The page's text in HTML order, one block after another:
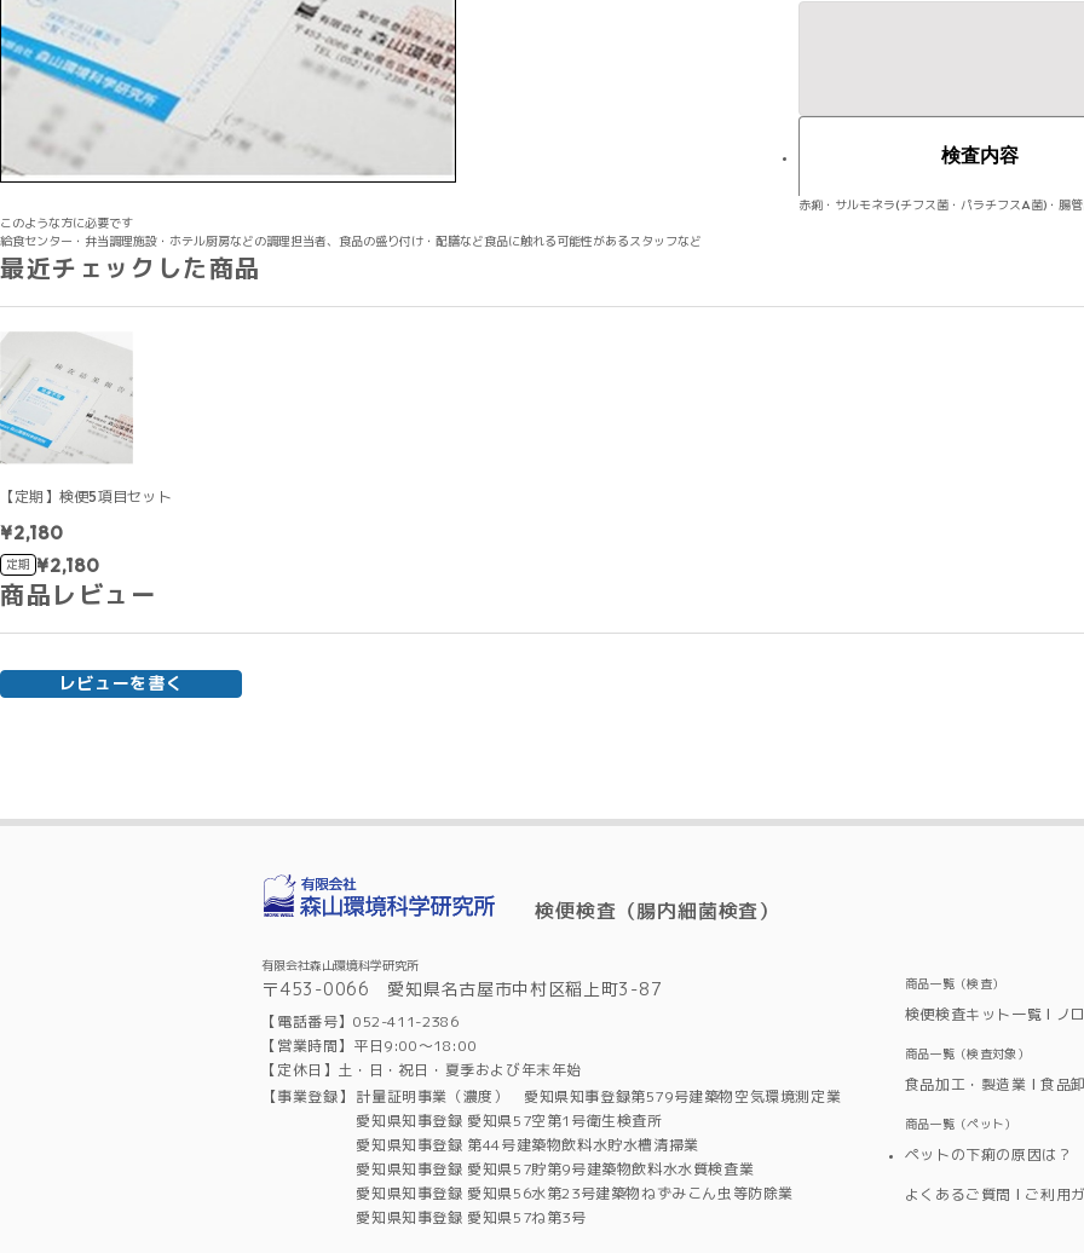
検査内容
赤痢・サルモネラ(チフス菌・パラチフスA菌)・腸
このような方に必要です
給食センター・弁当調理施設・ホテル厨房などの調理担当者、食品の盛り付け・配膳など食品に触れる可能性があるスタッフなど
最近チェックした商品
【定期】検便5項目セット
¥2,180
定期 ¥2,180
商品レビュー
レビューを書く
検便検査（腸内細菌検査）
有限会社森山環境科学研究所
〒453-0066 愛知県名古屋市中村区稲上町3-87
【電話番号】052-411-2386
【営業時間】平日9:00～18:00
【定休日】土・日・祝日・夏季および年末年始
【事業登録】 計量証明事業（濃度） 愛知県知事登録第579号建築物空気環境測定業
愛知県知事登録 愛知県57空第1号衛生検査所
愛知県知事登録 第44号建築物飲料水貯水槽清掃業
愛知県知事登録 愛知県57貯第9号建築物飲料水水質検査業
愛知県知事登録 愛知県56水第23号建築物ねずみこん虫等防除業
愛知県知事登録 愛知県57ね第3号
商品一覧（検査）
検便検査キット一覧 ノ
商品一覧（検査対象）
食品加工・製造業 食品
商品一覧（ペット）
ペットの下痢の原因は？
よくあるご質問
ご利用